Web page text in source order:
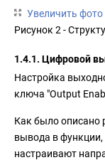
Увеличить фото
Рисунок 2 -
1.4.1. Цифровой
Настройка
ключа "Output
Как было описано
вывода в функции,
настраивают